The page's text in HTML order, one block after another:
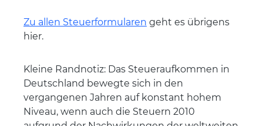
Zu allen Steuerformularen geht es übrigens
hier.
Kleine Randnotiz: Das Steueraufkommen in
Deutschland bewegte sich in den
vergangenen Jahren auf konstant hohem
Niveau, wenn auch die Steuern 2010